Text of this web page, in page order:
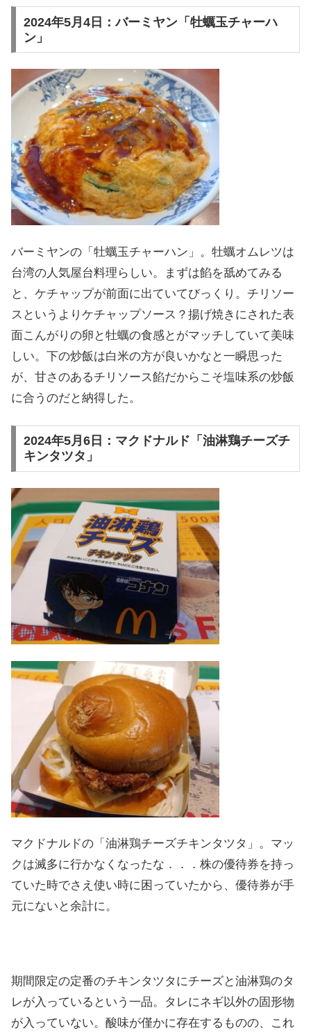
2024年5月4日：バーミヤン「牡蠣玉チャーハ
ン」
バーミヤンの「牡蠣玉チャーハン」。牡蠣オムレツは
台湾の人気屋台料理らしい。まずは餡を舐めてみる
と、ケチャップが前面に出ていてびっくり。チリソー
スというよりケチャップソース？揚げ焼きにされた表
面こんがりの卵と牡蠣の食感とがマッチしていて美味
しい。下の炒飯は白米の方が良いかなと一瞬思った
が、甘さのあるチリソース餡だからこそ塩味系の炒飯
に合うのだと納得した。
2024年5月6日：マクドナルド「油淋鶏チーズチ
キンタツタ」
マクドナルドの「油淋鶏チーズチキンタツタ」。マッ
クは滅多に行かなくなったな．．．株の優待券を持っ
ていた時でさえ使い時に困っていたから、優待券が手
元にないと余計に。
期間限定の定番のチキンタツタにチーズと油淋鶏のタ
レが入っているという一品。タレにネギ以外の固形物
が入っていない。酸味が僅かに存在するものの、これ